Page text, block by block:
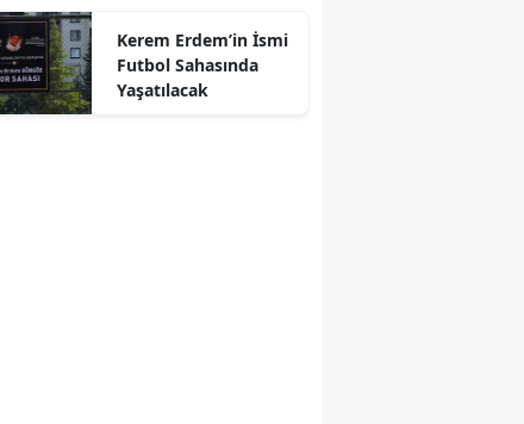
Kerem Erdem’in İsmi
Futbol Sahasında
Yaşatılacak